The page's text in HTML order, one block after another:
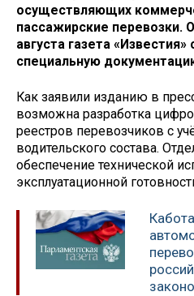
осуществляющих
пассажирские перевозки.
августа газета
специальную
Как заявили изданию в
возможна разработка
реестров перевозчиков с
водительского состава.
обеспечение технической
эксплуатационной